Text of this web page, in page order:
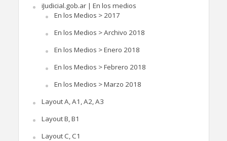
iJudicial.gob.ar | En los medios
En los Medios > 2017
En los Medios > Archivo 2018
En los Medios > Enero 2018
En los Medios > Febrero 2018
En los Medios > Marzo 2018
Layout A, A1, A2, A3
Layout B, B1
Layout C, C1